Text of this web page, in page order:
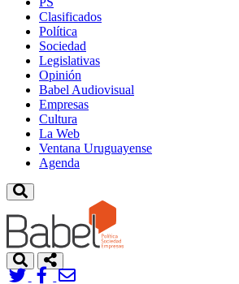
Clasificados
Política
Sociedad
Legislativas
Opinión
Babel Audiovisual
Empresas
Cultura
La Web
Ventana Uruguayense
Agenda